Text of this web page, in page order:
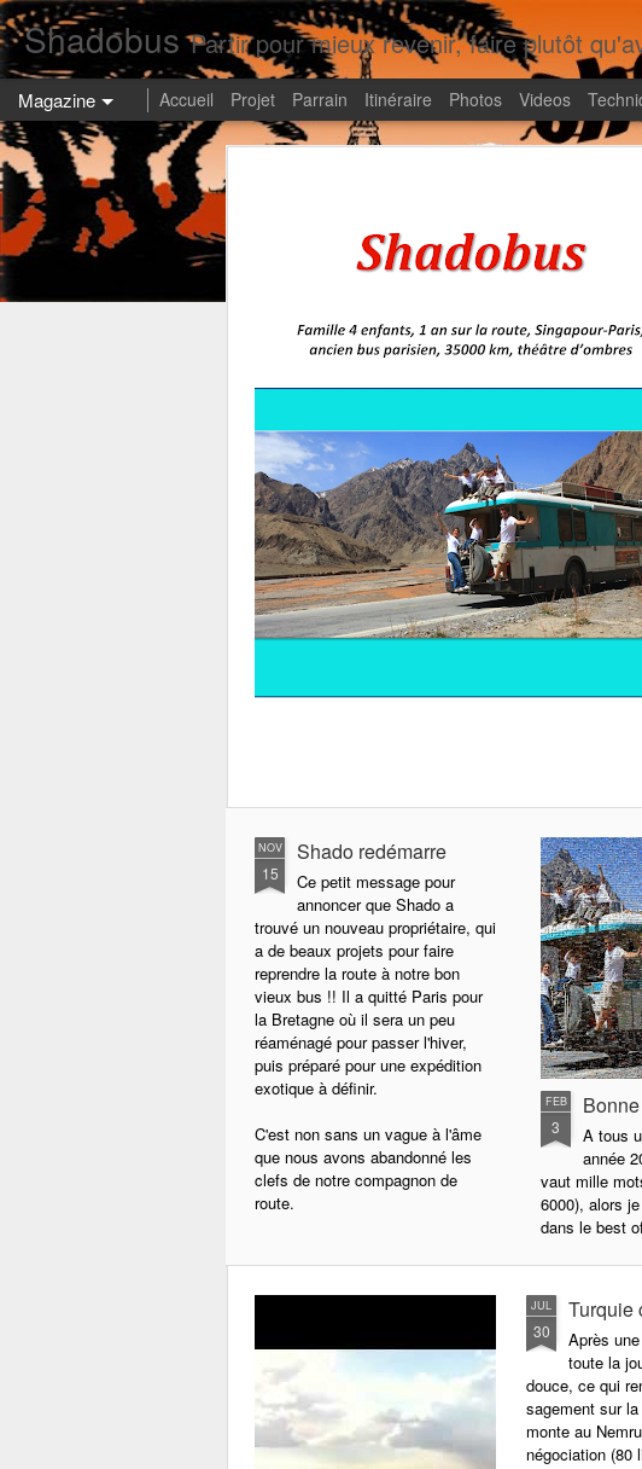
Shadobus Partir pour mieux revenir, faire plutôt
Magazine Accueil Projet Parrain Itinéraire Photos Videos
NOV
15
Shado redémarre
Ce petit message pour
annoncer que Shado a
trouvé un nouveau propriétaire, qui
a de beaux projets pour faire
reprendre la route à notre bon
vieux bus !! Il a quitté Paris pour
la Bretagne où il sera un peu
réaménagé pour passer l'hiver,
puis préparé pour une expédition
exotique à définir.
C'est non sans un vague à l'âme
que nous avons abandonné les
clefs de notre compagnon de
route.
FEB
3
A tous
année
vaut mille
6000), alors
dans le best
d'Eurasie,
par mon fidèle
MERCIIIIII.
Pour info,
en vente,
dans un
ses
JUL
30
Turquie
Après
toute la
douce, ce qui
sagement sur
monte au
négociation (80